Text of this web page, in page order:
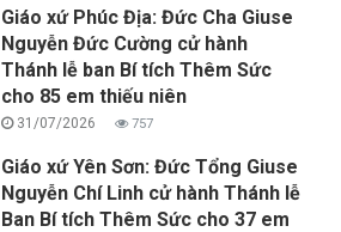
Giáo xứ Phúc Địa: Đức Cha Giuse
Nguyễn Đức Cường cử hành
Thánh lễ ban Bí tích Thêm Sức
cho 85 em thiếu niên
31/07/2026 757
Giáo xứ Yên Sơn: Đức Tổng Giuse
Nguyễn Chí Linh cử hành Thánh lễ
Ban Bí tích Thêm Sức cho 37 em